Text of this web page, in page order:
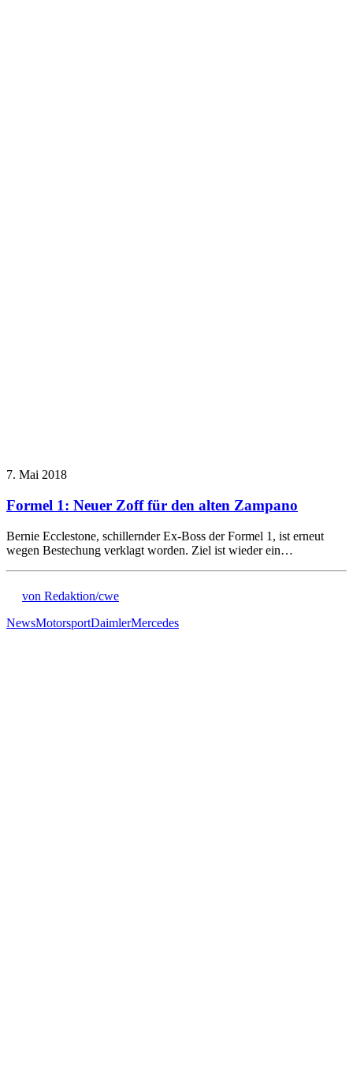
7. Mai 2018
Formel 1: Neuer Zoff für den alten Zampano
Bernie Ecclestone, schillernder Ex-Boss der Formel 1, ist erneut
wegen Bestechung verklagt worden. Ziel ist wieder ein…
von Redaktion/cwe
NewsMotorsportDaimlerMercedes